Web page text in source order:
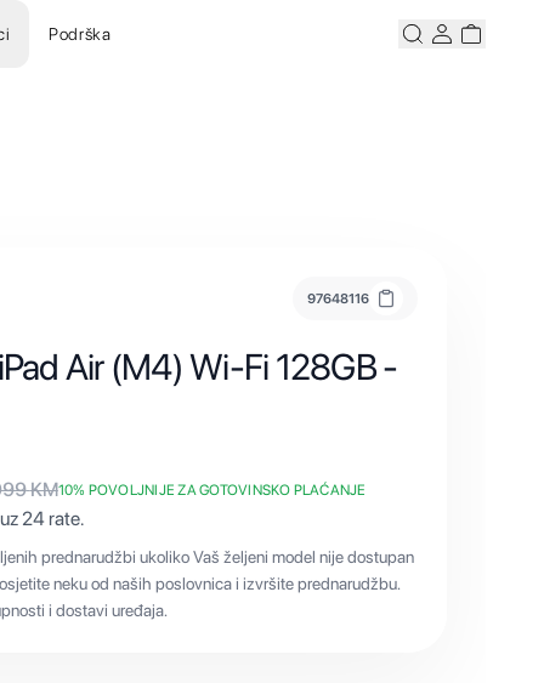
Podrška PretražiKorisnicki
97648116
Air (M4) Wi-Fi 128GB -
KM10% POVOLJNIJE ZA GOTOVINSKO PLAĆANJE
24 rate.
prednarudžbi ukoliko Vaš željeni model nije dostupan
neku od naših poslovnica i izvršite prednarudžbu.
i dostavi uređaja.